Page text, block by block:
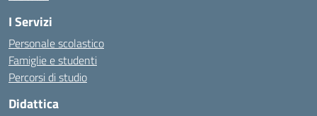
I Servizi
Personale scolastico
Famiglie e studenti
Percorsi di studio
Didattica